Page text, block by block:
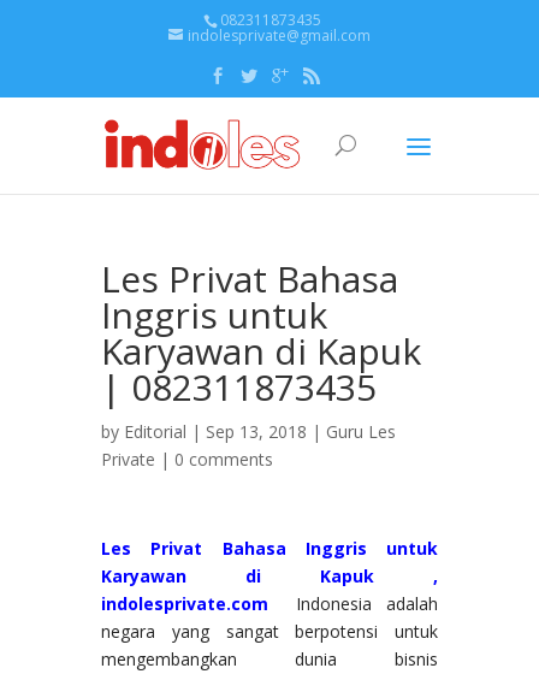
082311873435
indolesprivate@gmail.com
Les Privat Bahasa
Inggris untuk
Karyawan di Kapuk
| 082311873435
by Editorial | Sep 13, 2018 | Guru Les
Private | 0 comments
Les Privat Bahasa Inggris untuk
Karyawan di Kapuk ,
indolesprivate.com
Indonesia adalah
negara yang sangat berpotensi untuk
mengembangkan dunia bisnis